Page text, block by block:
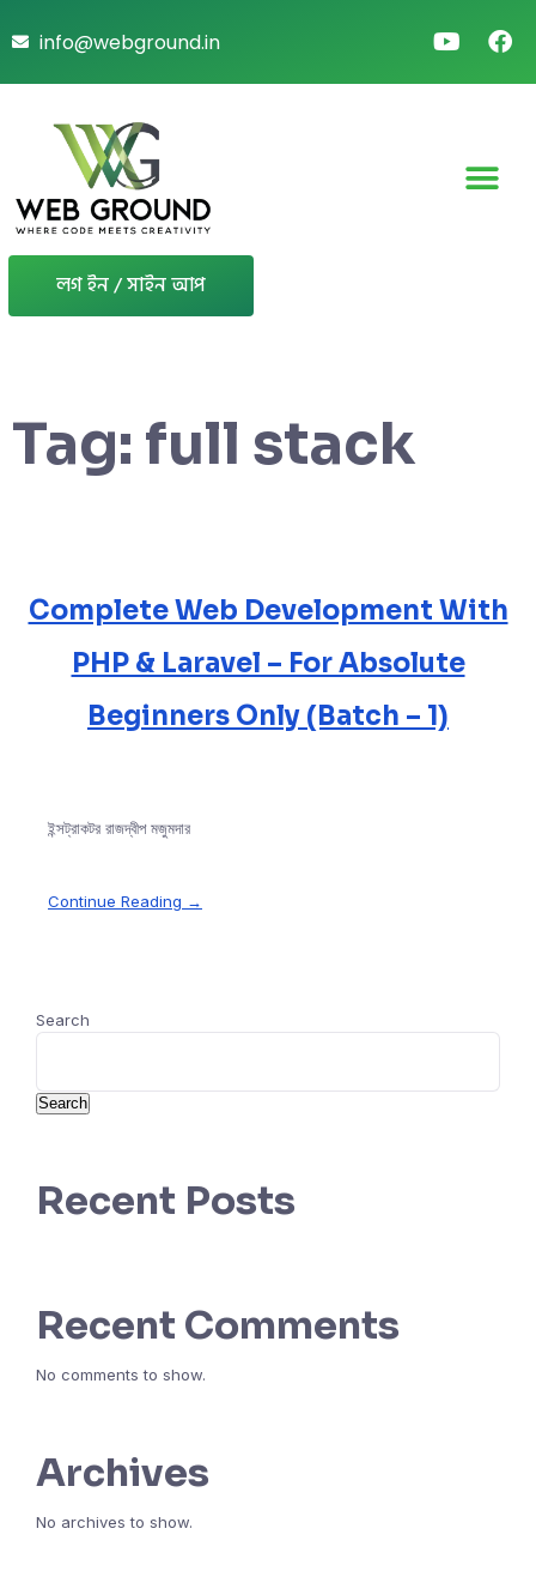
info@webground.in
লগ ইন / সাইন আপ
Tag: full stack
Complete Web Development With
PHP & Laravel – For Absolute
Beginners Only (Batch – 1)
ইন্সট্রাকটর রাজদ্বীপ মজুমদার
Continue Reading →
Search
Search
Recent Posts
Recent Comments
No comments to show.
Archives
No archives to show.